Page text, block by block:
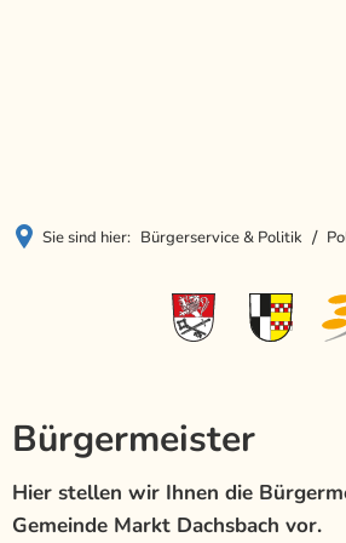
Sie sind hier: Bürgerservice & Politik
Bürgermeister
Hier stellen wir Ihnen die
Gemeinde Markt Dachsbach vor.